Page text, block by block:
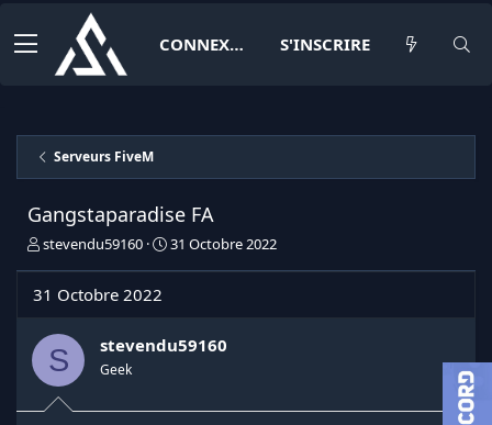
CONNEXION S'INSCRIRE
Serveurs FiveM
Gangstaparadise FA
I
a
e
u
stevendu59160
D
e
31 Octobre 2022
31 Octobre 2022
S stevendu59160
Geek